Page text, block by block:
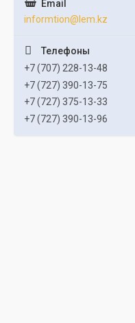
informtion@lem.kz
+7 (707) 228-13-48
+7 (727) 390-13-75
+7 (727) 375-13-33
+7 (727) 390-13-96